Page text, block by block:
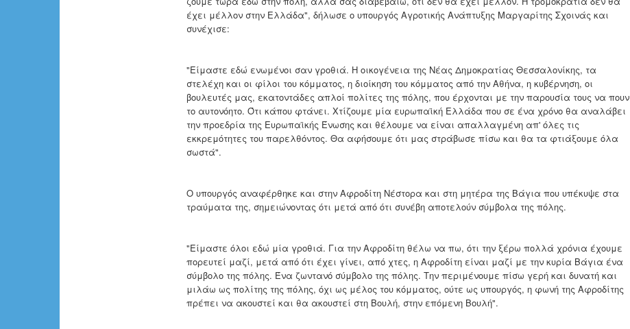
έχει μέλλον στην Ελλάδα", δήλωσε ο υπουργός Αγροτικής Ανάπτυξης Μαργαρίτης Σχοινάς και
συνέχισε:
"Είμαστε εδώ ενωμένοι σαν γροθιά. Η οικογένεια της Νέας Δημοκρατίας Θεσσαλονίκης, τα
στελέχη και οι φίλοι του κόμματος, η διοίκηση του κόμματος από την Αθήνα, η κυβέρνηση, οι
βουλευτές μας, εκατοντάδες απλοί πολίτες της πόλης, που έρχονται με την παρουσία τους να πουν
το αυτονόητο. Ότι κάπου φτάνει. Χτίζουμε μία ευρωπαϊκή Ελλάδα που σε ένα χρόνο θα αναλάβει
την προεδρία της Ευρωπαϊκής Ένωσης και θέλουμε να είναι απαλλαγμένη απ' όλες τις
εκκρεμότητες του παρελθόντος. Θα αφήσουμε ότι μας στράβωσε πίσω και θα τα φτιάξουμε όλα
σωστά".
Ο υπουργός αναφέρθηκε και στην Αφροδίτη Νέστορα και στη μητέρα της Βάγια που υπέκυψε στα
τραύματα της, σημειώνοντας ότι μετά από ότι συνέβη αποτελούν σύμβολα της πόλης.
"Είμαστε όλοι εδώ μία γροθιά. Για την Αφροδίτη θέλω να πω, ότι την ξέρω πολλά χρόνια έχουμε
πορευτεί μαζί, μετά από ότι έχει γίνει, από χτες, η Αφροδίτη είναι μαζί με την κυρία Βάγια ένα
σύμβολο της πόλης. Ένα ζωντανό σύμβολο της πόλης. Την περιμένουμε πίσω γερή και δυνατή και
μιλάω ως πολίτης της πόλης, όχι ως μέλος του κόμματος, ούτε ως υπουργός, η φωνή της Αφροδίτης
πρέπει να ακουστεί και θα ακουστεί στη Βουλή, στην επόμενη Βουλή".